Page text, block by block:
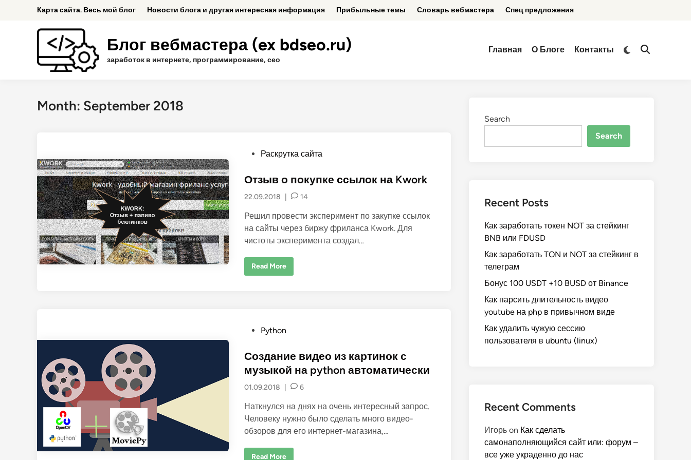
Карта сайта. Весь мой блог Новости блога и другая интересная информация Прибыльные темы Словарь вебмастера Спец предложения
Блог вебмастера (ex bdseo.ru)
заработок в интернете, программирование, сео
Главная О Блоге Контакты
Switch
Open
Month: September 2018
s
e
d
i
n
Раскрутка сайта
Отзыв о покупке ссылок на Kwork
22.09.2018 14
Решил провести эксперимент по закупке ссылок
на сайты через биржу фриланса Kwork. Для
чистоты эксперимента создал…
О
у
е
с
с
ы
о
а
K
w
o
Read More
s
t
d
i
n
Python
Создание видео из картинок с
музыкой на python автоматически
01.09.2018 6
Наткнулся на днях на очень интересный запрос.
Человеку нужно было сделать много видео-
обзоров для его интернет-магазина,…
С
Read More
Search
Search
Recent Posts
Как заработать токен NOT за стейкинг
BNB или FDUSD
Как заработать TON и NOT за стейкинг в
телеграм
Бонус 100 USDT +10 BUSD от Binance
Как парсить длительность видео
youtube на php в привычном виде
Как удалить чужую сессию
пользователя в ubuntu (linux)
Recent Comments
Игорь on Как сделать
самонаполняющийся сайт или: форум –
все уже украденно до нас